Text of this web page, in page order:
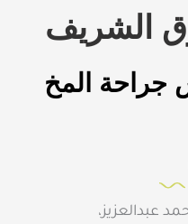
أحمد عبدالعزيز،
الشريف
جراحة المخ